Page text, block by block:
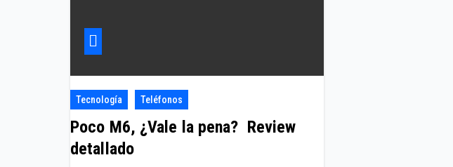
Tecnología Teléfonos
Poco M6, ¿Vale la pena? Review
detallado